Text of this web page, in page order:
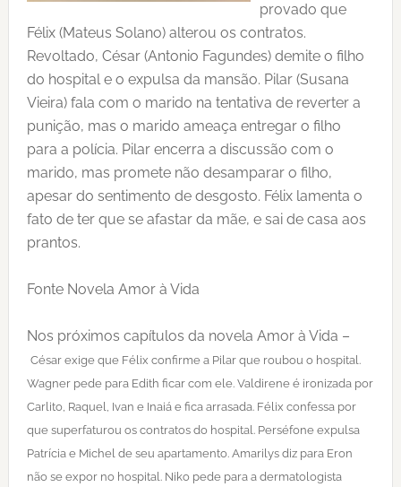
provado que
Félix (Mateus Solano) alterou os contratos.
Revoltado, César (Antonio Fagundes) demite o filho
do hospital e o expulsa da mansão. Pilar (Susana
Vieira) fala com o marido na tentativa de reverter a
punição, mas o marido ameaça entregar o filho
para a polícia. Pilar encerra a discussão com o
marido, mas promete não desamparar o filho,
apesar do sentimento de desgosto. Félix lamenta o
fato de ter que se afastar da mãe, e sai de casa aos
prantos.
Fonte Novela Amor à Vida
Nos próximos capítulos da novela Amor à Vida –
César exige que Félix confirme a Pilar que roubou o hospital.
Wagner pede para Edith ficar com ele. Valdirene é ironizada por
Carlito, Raquel, Ivan e Inaiá e fica arrasada. Félix confessa por
que superfaturou os contratos do hospital. Perséfone expulsa
Patrícia e Michel de seu apartamento. Amarilys diz para Eron
não se expor no hospital. Niko pede para a dermatologista